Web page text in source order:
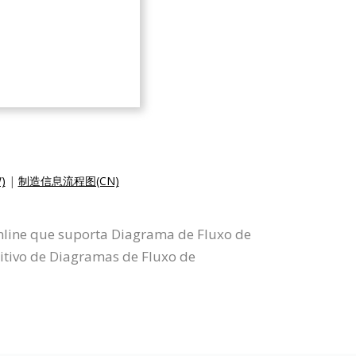
| 制造信息流程图(CN)
que suporta Diagrama de Fluxo de
de Diagramas de Fluxo de